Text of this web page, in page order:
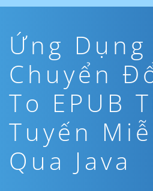
Ứng Dụng
Chuyển
To EPUB
Tuyến
Qua Java